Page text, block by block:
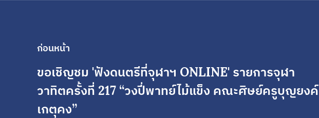
ก่อนหน้า
ขอเชิญชม 'ฟังดนตรีที่จุฬาฯ ONLINE' รายการจุฬา
วาทิตครั้งที่ 217 “วงปี่พาทย์ไม้แข็ง คณะศิษย์ครูบุญยงค์
เกตุคง”